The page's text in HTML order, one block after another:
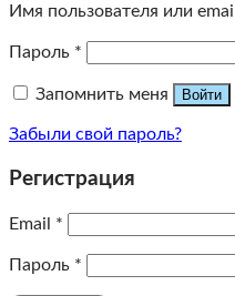
Имя пользователя или email
Пароль *
Запомнить меня Войти
Забыли свой пароль?
Регистрация
Email *
Пароль *